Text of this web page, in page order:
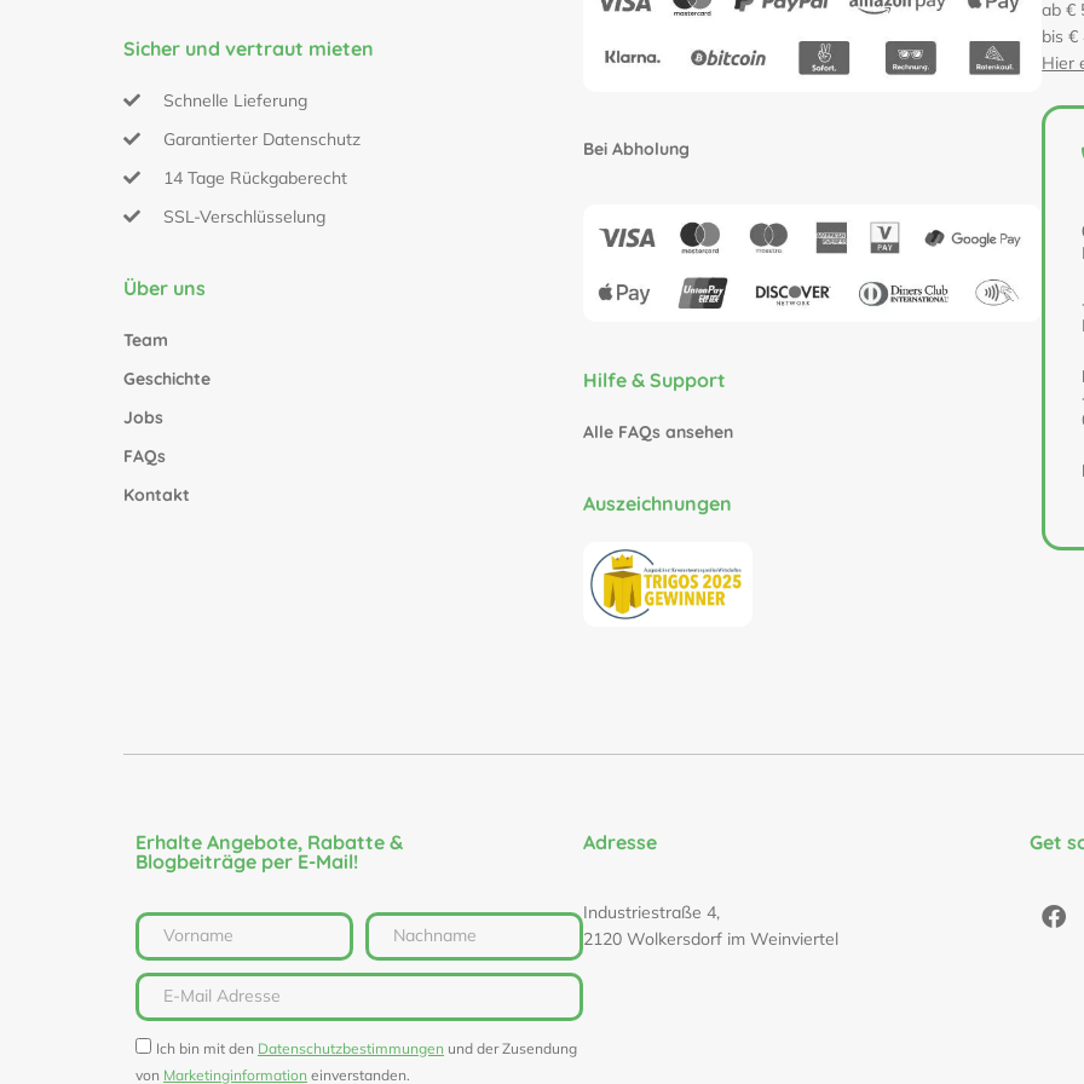
Sicher und vertraut mieten
Schnelle Lieferung
Garantierter Datenschutz
14 Tage Rückgaberecht
SSL-Verschlüsselung
Über uns
Team
Geschichte
Jobs
FAQs
Kontakt
Bei Abholung
Hilfe & Support
Alle FAQs ansehen
Auszeichnungen
ab €
bis €
Hier
Erhalte Angebote, Rabatte &
Blogbeiträge per E-Mail!
Ich bin mit den Datenschutzbestimmungen und der Zusendung
von Marketinginformation einverstanden.
Adresse
Industriestraße 4,
2120 Wolkersdorf im Weinviertel
Get